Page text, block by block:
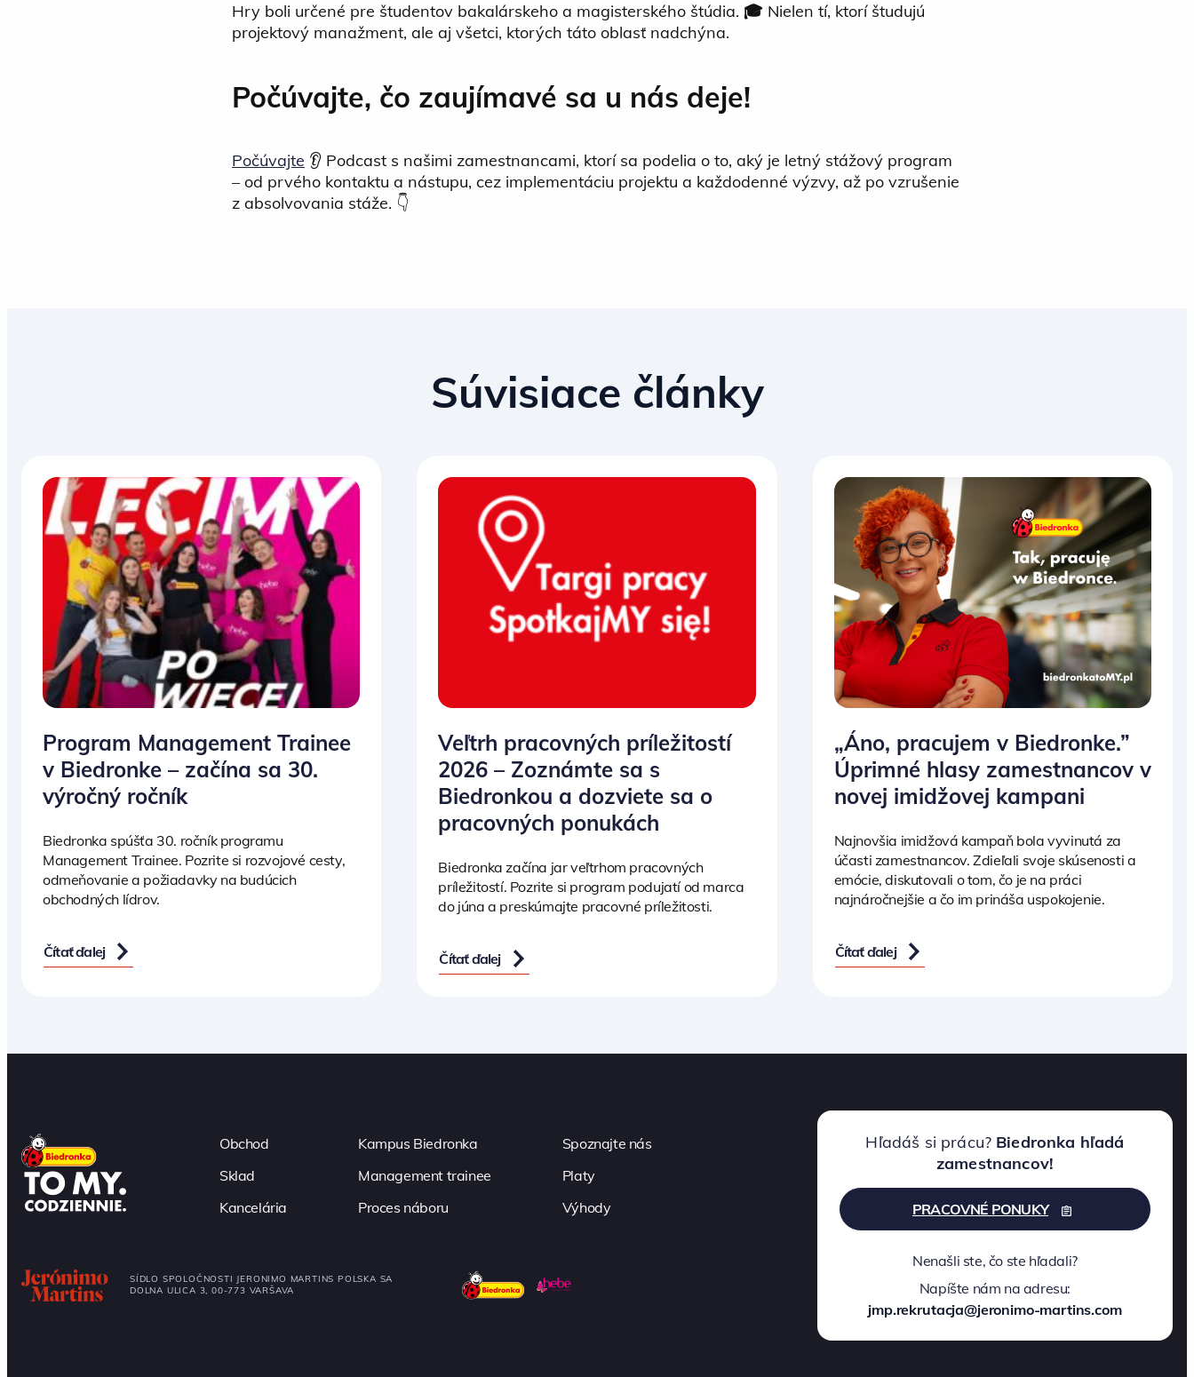
Hry boli určené pre študentov bakalárskeho a magisterského štúdia. 🎓 Nielen tí, ktorí študujú
projektový manažment, ale aj všetci, ktorých táto oblasť nadchýna.
Počúvajte, čo zaujímavé sa u nás deje!
Počúvajte 👂 Podcast s našimi zamestnancami, ktorí sa podelia o to, aký je letný stážový program
– od prvého kontaktu a nástupu, cez implementáciu projektu a každodenné výzvy, až po vzrušenie
z absolvovania stáže. 👇
Súvisiace články
Program Management Trainee
v Biedronke – začína sa 30.
výročný ročník
Biedronka spúšťa 30. ročník programu
Management Trainee. Pozrite si rozvojové cesty,
odmeňovanie a požiadavky na budúcich
obchodných lídrov.
Čítať ďalej
Veľtrh pracovných príležitostí
2026 – Zoznámte sa s
Biedronkou a dozviete sa o
pracovných ponukách
Biedronka začína jar veľtrhom pracovných
príležitostí. Pozrite si program podujatí od marca
do júna a preskúmajte pracovné príležitosti.
Čítať ďalej
„Áno, pracujem v Biedronke.”
Úprimné hlasy zamestnancov v
novej imidžovej kampani
Najnovšia imidžová kampaň bola vyvinutá za
účasti zamestnancov. Zdieľali svoje skúsenosti a
emócie, diskutovali o tom, čo je na práci
najnáročnejšie a čo im prináša uspokojenie.
Čítať ďalej
Obchod
Sklad
Kancelária
Kampus Biedronka
Management trainee
Proces náboru
Spoznajte nás
Platy
Výhody
SÍDLO SPOLOČNOSTI JERONIMO MARTINS POLSKA SA
DOLNA ULICA 3, 00-773 VARŠAVA
Hľadáš si prácu? Biedronka hľadá
zamestnancov!
PRACOVNÉ PONUKY
Nenašli ste, čo ste hľadali?
Napíšte nám na adresu:
jmp.rekrutacja@jeronimo-martins.com